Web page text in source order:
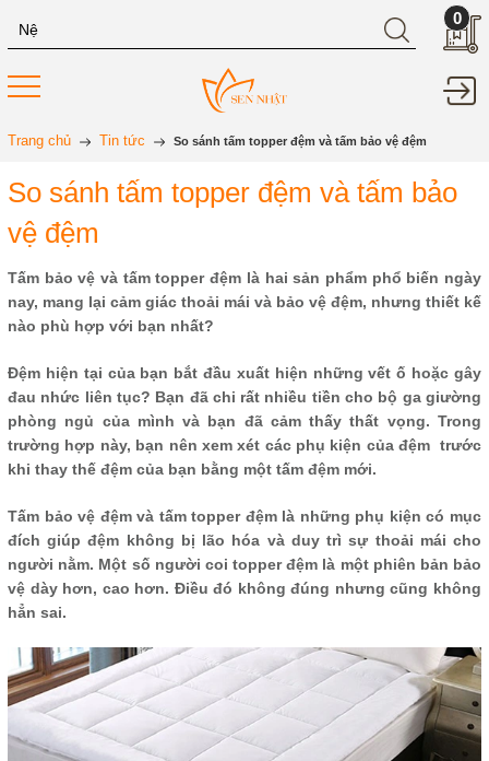
0
Trang chủ Tin tức So sánh tấm topper đệm và tấm bảo vệ đệm
So sánh tấm topper đệm và tấm bảo
vệ đệm
Tấm bảo vệ và tấm topper đệm là hai sản phẩm phổ biến ngày
nay, mang lại cảm giác thoải mái và bảo vệ đệm, nhưng thiết kế
nào phù hợp với bạn nhất?
Đệm hiện tại của bạn bắt đầu xuất hiện những vết ố hoặc gây
đau nhức liên tục? Bạn đã chi rất nhiều tiền cho bộ ga giường
phòng ngủ của mình và bạn đã cảm thấy thất vọng. Trong
trường hợp này, bạn nên xem xét các phụ kiện của đệm trước
khi thay thế đệm của bạn bằng một tấm đệm mới.
Tấm bảo vệ đệm và tấm topper đệm là những phụ kiện có mục
đích giúp đệm không bị lão hóa và duy trì sự thoải mái cho
người nằm. Một số người coi topper đệm là một phiên bản bảo
vệ dày hơn, cao hơn. Điều đó không đúng nhưng cũng không
hẳn sai.